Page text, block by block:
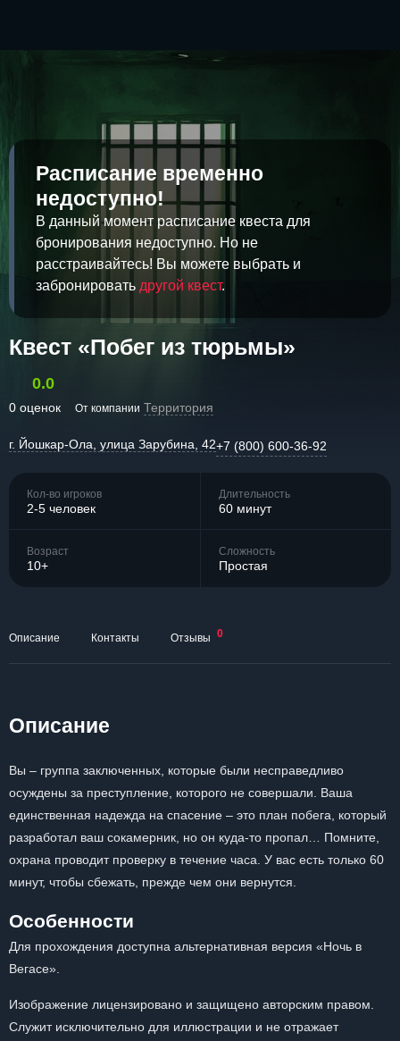
Расписание временно
недоступно!
В данный момент расписание квеста для
бронирования недоступно. Но не
расстраивайтесь! Вы можете выбрать и
забронировать другой квест.
Квест «Побег из тюрьмы»
0.0
0 оценок От компании Территория
г. Йошкар-Ола, улица Зарубина, 42+7 (800) 600-36-92
Кол-во игроков
2-5 человек
Длительность
60 минут
Возраст
10+
Сложность
Простая
Описание Контакты Отзывы 0
Описание
Вы – группа заключенных, которые были несправедливо
осуждены за преступление, которого не совершали. Ваша
единственная надежда на спасение – это план побега, который
разработал ваш сокамерник, но он куда-то пропал… Помните,
охрана проводит проверку в течение часа. У вас есть только 60
минут, чтобы сбежать, прежде чем они вернутся.
Особенности
Для прохождения доступна альтернативная версия «Ночь в
Вегасе».
Изображение лицензировано и защищено авторским правом.
Служит исключительно для иллюстрации и не отражает